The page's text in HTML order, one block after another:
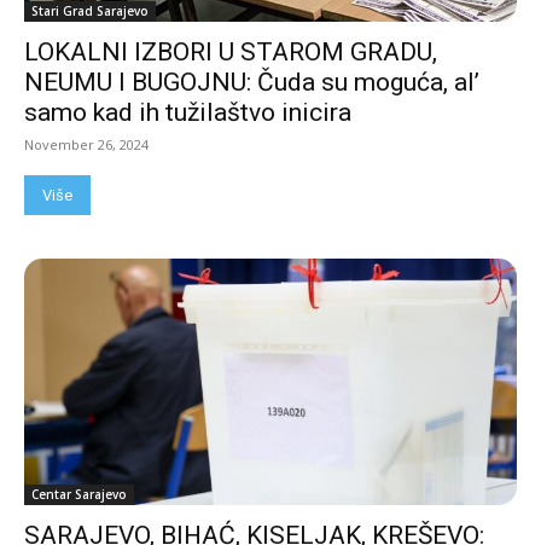
Stari Grad Sarajevo
LOKALNI IZBORI U STAROM GRADU,
NEUMU I BUGOJNU: Čuda su moguća, al’
samo kad ih tužilaštvo inicira
November 26, 2024
Više
Centar Sarajevo
SARAJEVO, BIHAĆ, KISELJAK, KREŠEVO: